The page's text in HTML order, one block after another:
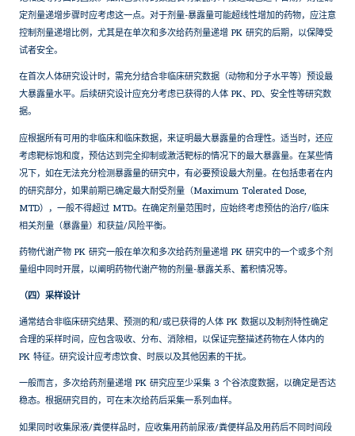
定剂量递增步骤时应考虑这一点。对于剂量-暴露量可能超线性增加的药物，应注意
控制剂量递增比例，尤其是在单次和多次给药剂量递增 PK 研究的后期，以保障受
试者安全。
在首次人体研究设计时，需充分结合非临床研究数据（动物和分子水平等）预设最
大暴露量水平。后续研究设计应充分考虑已获得的人体 PK、PD、安全性等研究数
据。
应根据所有可用的非临床和临床数据，来证明最大暴露量的合理性。适当时，还应
考虑靶标饱和度，预估达到完全抑制或激活靶标的情况下的最大暴露量。在某些情
况下，如在无法充分检测暴露量的研究中，有必要预设最大剂量。在包括患者在内
的研究部分，如果前期已确定最大耐受剂量（Maximum Tolerated Dose,
MTD），一般不得超过 MTD。在确定剂量范围时，应始终考虑预估的治疗/临床
相关剂量（暴露量）和获益/风险平衡。
药物代谢产物 PK 研究一般在单次和多次给药剂量递增 PK 研究中的一个或多个剂
量组中同时开展，以阐明药物代谢产物的剂量-暴露关系、蓄积情况等。
（四）采样设计
通常结合非临床研究结果、预测的和/或已获得的人体 PK 数据以及制剂特性确定
合理的采样时间，应包含吸收、分布、消除相，以保证完整描述药物在人体内的
PK 特征。研究设计应考虑饮食、时辰以及其他因素的干扰。
一般而言，多次给药剂量递增 PK 研究应至少采集 3 个谷浓度数据，以确定是否达
稳态。根据研究目的，可在末次给药后采集一系列血样。
如果同时收集尿液/粪便样品时，应收集用药前尿液/粪便样品及用药后不同时间段